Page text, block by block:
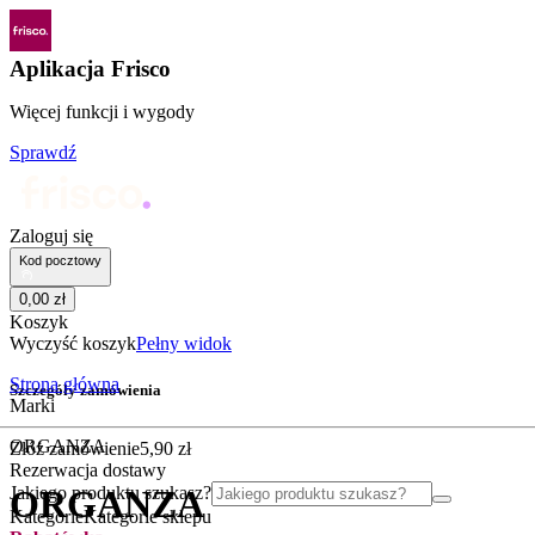
Aplikacja Frisco
Więcej funkcji i wygody
Sprawdź
Zaloguj się
Kod pocztowy
0,00 zł
Koszyk
Wyczyść koszykPełny widok
Szczegóły zamówienia
Złóż zamówienie5,90 zł
Rezerwacja dostawy
Jakiego produktu szukasz?
KategorieKategorie sklepu
Strona główna
Marki
ORGANZA
ORGANZA